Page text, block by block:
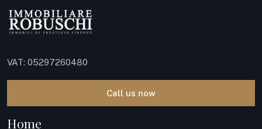
VAT: 05297260480
Call us now
Home